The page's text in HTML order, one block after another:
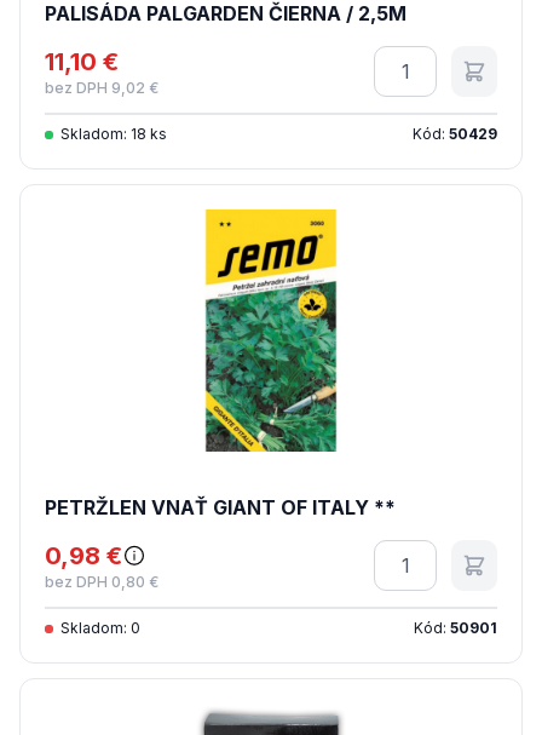
PALISÁDA PALGARDEN ČIERNA / 2,5M
11,10 €
bez DPH 9,02 €
Množstvo
Skladom: 18 ks Kód: 50429
PETRŽLEN VNAŤ GIANT OF ITALY **
0,98 €
bez DPH 0,80 €
Množstvo
Skladom: 0 Kód: 50901